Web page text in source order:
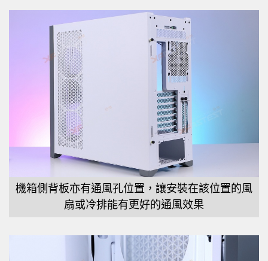
機箱側背板亦有通風孔位置，讓安裝在該位置的風
扇或冷排能有更好的通風效果